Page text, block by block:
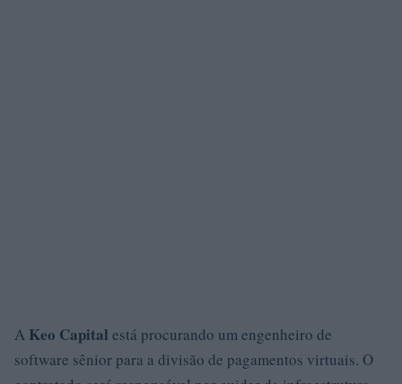
A Keo Capital está procurando um engenheiro de
software sênior para a divisão de pagamentos virtuais. O